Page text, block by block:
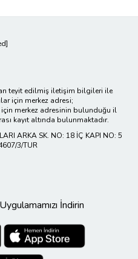
teyit edilmiş iletişim bilgileri ile
için merkez adresi;
merkez adresinin bulunduğu il
kayıt altında bulunmaktadır.
ARKA SK. NO: 18 İÇ KAPI NO: 5
3/TUR
İndirin